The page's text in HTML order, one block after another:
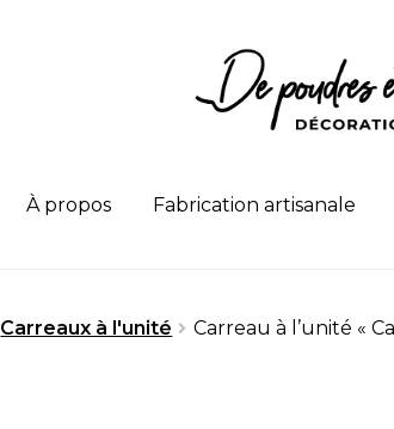
À propos Fabrication artisanale
Carreaux à l'unité Carreau à l’unité «